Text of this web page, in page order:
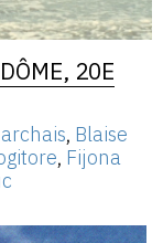
20E
, Blaise
, Fijona